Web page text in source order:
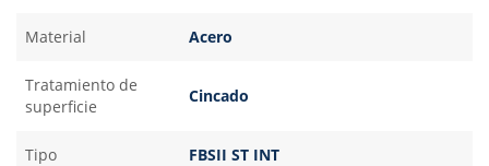
Material Acero
Tratamiento de
superficie
Cincado
Tipo FBSII ST INT